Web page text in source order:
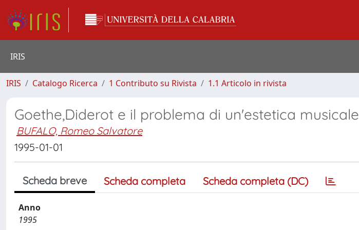
IRIS
IRIS Catalogo Ricerca 1 Contributo su Rivista 1.1 Articolo in rivista
Goethe,Diderot e il problema di un'estetica musicale
BUFALO, Romeo Salvatore
1995-01-01
Scheda breve Scheda completa Scheda completa (DC)
Anno
1995